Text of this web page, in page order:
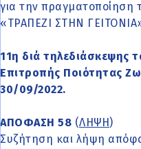
για την πραγματοποίηση
«ΤΡΑΠΕΖΙ ΣΤΗΝ
11η διά τηλεδιάσκεψης
Επιτροπής Ποιότητας
30/09/2022.
ΑΠΟΦΑΣΗ 58 (ΛΗΨΗ )
Συζήτηση και λήψη